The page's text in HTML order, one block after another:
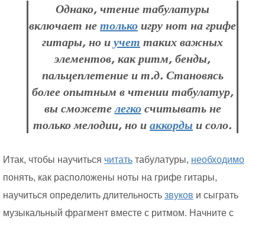
Однако, чтение табулатуры
включает нетолькоигру нот на грифе
гитары, но иучет таких важных
элементов, как ритм, бенды,
пальцеплетение и т.д. Становясь
более опытным в чтении табулатур,
вы сможетелегкосчитывать не
только мелодии, но иаккордыи соло.
Итак, чтобы научиться читать табулатуры, необходимо
понять, как расположены ноты на грифе гитары,
научиться определить длительность звуков и сыграть
музыкальный фрагмент вместе с ритмом. Начните с